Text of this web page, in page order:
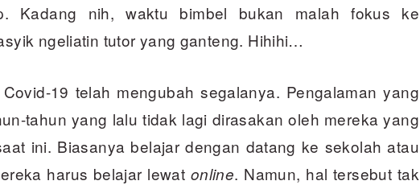
Kadang nih, waktu bimbel bukan malah fokus ke
ngeliatin tutor yang ganteng. Hihihi…
19 telah mengubah segalanya. Pengalaman yang
tahun yang lalu tidak lagi dirasakan oleh mereka yang
ini. Biasanya belajar dengan datang ke sekolah atau
harus belajar lewat online. Namun, hal tersebut tak